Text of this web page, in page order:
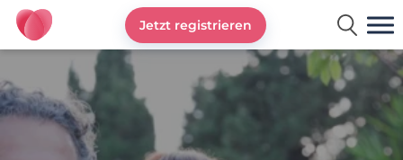
Zweisam
Jetzt registrieren